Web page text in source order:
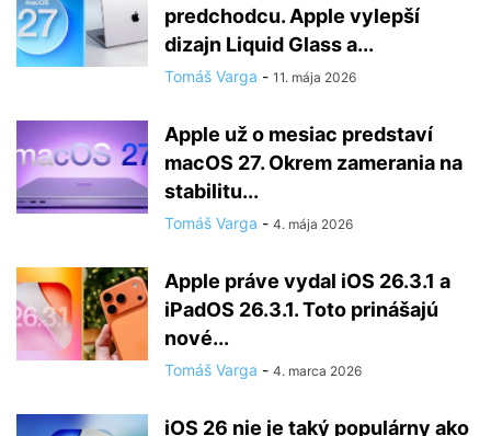
predchodcu. Apple vylepší
dizajn Liquid Glass a...
Tomáš Varga - 11. mája 2026
Apple už o mesiac predstaví
macOS 27. Okrem zamerania na
stabilitu...
Tomáš Varga - 4. mája 2026
Apple práve vydal iOS 26.3.1 a
iPadOS 26.3.1. Toto prinášajú
nové...
Tomáš Varga - 4. marca 2026
iOS 26 nie je taký populárny ako